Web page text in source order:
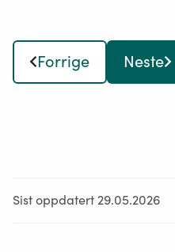
Forrige Neste
Sist oppdatert 29.05.2026